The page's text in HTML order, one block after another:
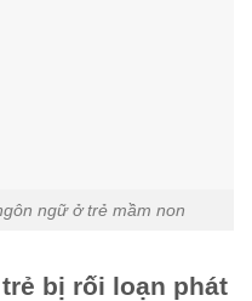
ngữ ở trẻ mầm non
bị rối loạn phát